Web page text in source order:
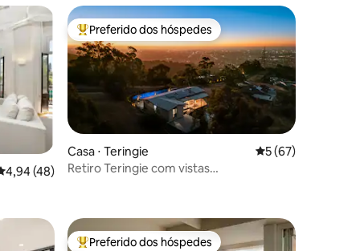
de uma avaliação média de 5, 48 avaliações
4,94 (48)
Entre os melhores preferidos dos hóspedes
Preferido dos hóspedes
Casa ⋅ Teringie 5 de uma
5 (67)
Retiro Teringie com vistas
Preferido dos hóspedes